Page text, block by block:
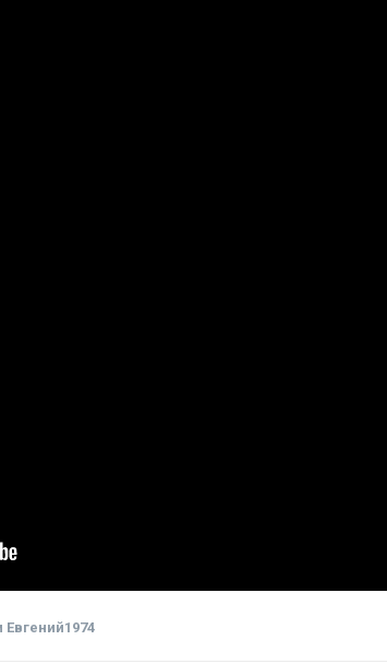
Евгений1974